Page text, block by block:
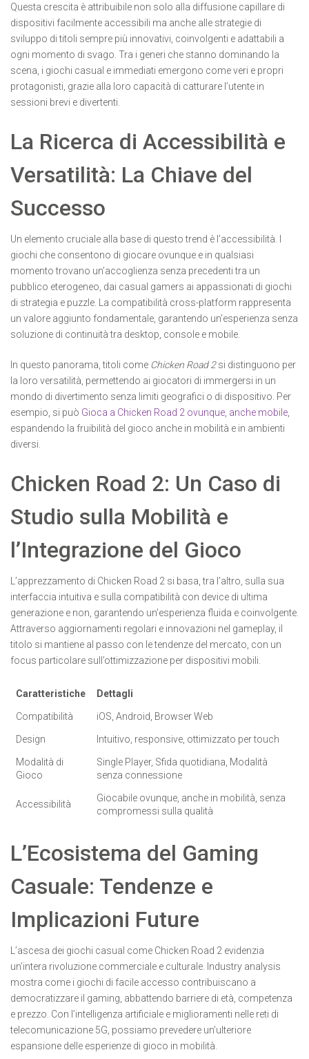
Questa crescita è attribuibile non solo alla diffusione capillare di
dispositivi facilmente accessibili ma anche alle strategie di
sviluppo di titoli sempre più innovativi, coinvolgenti e adattabili a
ogni momento di svago. Tra i generi che stanno dominando la
scena, i giochi casual e immediati emergono come veri e propri
protagonisti, grazie alla loro capacità di catturare l’utente in
sessioni brevi e divertenti.
La Ricerca di Accessibilità e
Versatilità: La Chiave del
Successo
Un elemento cruciale alla base di questo trend è l’accessibilità. I
giochi che consentono di giocare ovunque e in qualsiasi
momento trovano un’accoglienza senza precedenti tra un
pubblico eterogeneo, dai casual gamers ai appassionati di giochi
di strategia e puzzle. La compatibilità cross-platform rappresenta
un valore aggiunto fondamentale, garantendo un’esperienza senza
soluzione di continuità tra desktop, console e mobile.
In questo panorama, titoli come Chicken Road 2si distinguono per
la loro versatilità, permettendo ai giocatori di immergersi in un
mondo di divertimento senza limiti geografici o di dispositivo. Per
esempio, si può Gioca a Chicken Road 2 ovunque, anche mobile
espandendo la fruibilità del gioco anche in mobilità e in ambienti
diversi.
Chicken Road 2: Un Caso di
Studio sulla Mobilità e
l’Integrazione del Gioco
L’apprezzamento di Chicken Road 2 si basa, tra l’altro, sulla sua
interfaccia intuitiva e sulla compatibilità con device di ultima
generazione e non, garantendo un’esperienza fluida e coinvolgente.
Attraverso aggiornamenti regolari e innovazioni nel gameplay, il
titolo si mantiene al passo con le tendenze del mercato, con un
focus particolare sull’ottimizzazione per dispositivi mobili.
Caratteristiche Dettagli
Compatibilità iOS, Android, Browser Web
Design Intuitivo, responsive, ottimizzato per touch
Modalità di
Gioco
Single Player, Sfida quotidiana, Modalità
senza connessione
Accessibilità
Giocabile ovunque, anche in mobilità, senza
compromessi sulla qualità
L’Ecosistema del Gaming
Casuale: Tendenze e
Implicazioni Future
L’ascesa dei giochi casual come Chicken Road 2 evidenzia
un’intera rivoluzione commerciale e culturale. Industry analysis
mostra come i giochi di facile accesso contribuiscano a
democratizzare il gaming, abbattendo barriere di età, competenza
e prezzo. Con l’intelligenza artificiale e miglioramenti nelle reti di
telecomunicazione 5G, possiamo prevedere un’ulteriore
espansione delle esperienze di gioco in mobilità.